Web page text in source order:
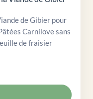
de Gibier pour
Carnilove sans
de fraisier